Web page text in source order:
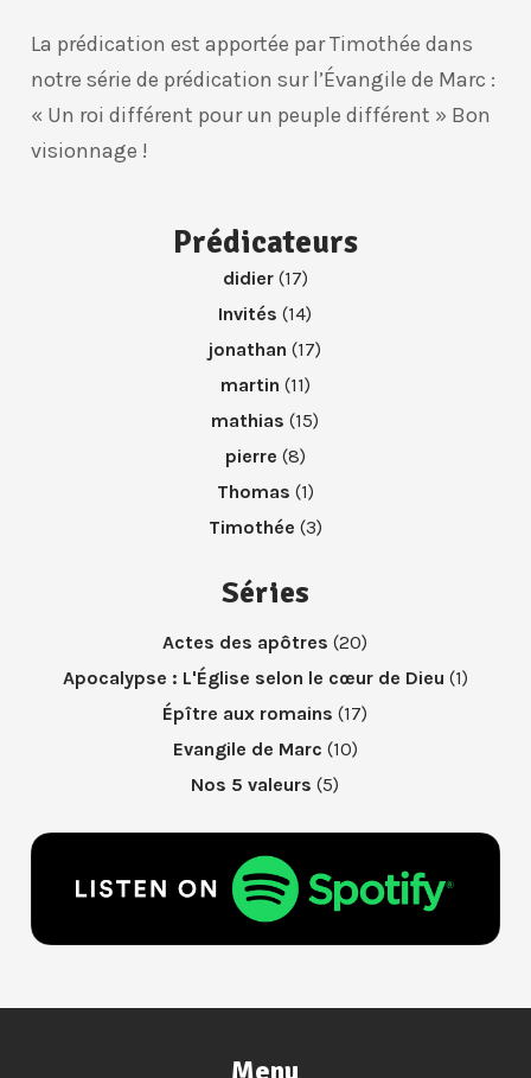
La prédication est apportée par Timothée dans
notre série de prédication sur l’Évangile de Marc :
« Un roi différent pour un peuple différent » Bon
visionnage !
Prédicateurs
didier(17)
Invités (14)
jonathan (17)
martin (11)
mathias (15)
pierre (8)
Thomas (1)
Timothée (3)
Séries
Actes des apôtres (20)
Apocalypse : L'Église selon le cœur de Dieu (1)
Épître aux romains (17)
Evangile de Marc (10)
Nos 5 valeurs (5)